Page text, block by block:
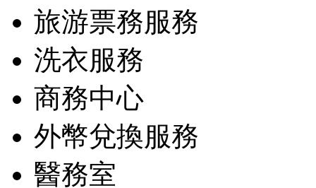
旅游票務服務
洗衣服務
商務中心
外幣兌換服務
醫務室